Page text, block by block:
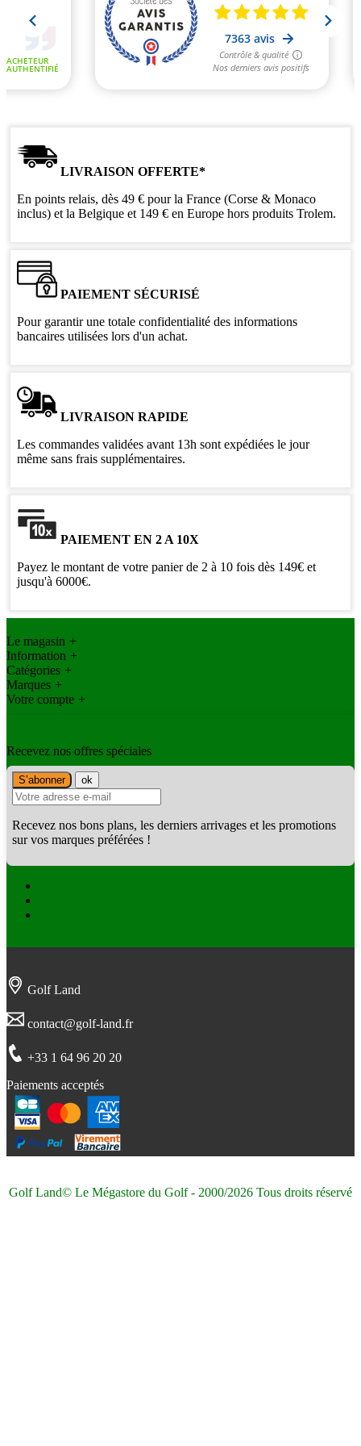
LIVRAISON OFFERTE*
En points relais, dès 49 € pour la France (Corse & Monaco
inclus) et la Belgique et 149 € en Europe hors produits Trolem.
PAIEMENT SÉCURISÉ
Pour garantir une totale confidentialité des informations
bancaires utilisées lors d'un achat.
LIVRAISON RAPIDE
Les commandes validées avant 13h sont expédiées le jour
même sans frais supplémentaires.
PAIEMENT EN 2 A 10X
Payez le montant de votre panier de 2 à 10 fois dès 149€ et
jusqu'à 6000€.
Le magasin +
Information +
Catégories +
Marques +
Votre compte +
Recevez nos offres spéciales
Recevez nos bons plans, les derniers arrivages et les promotions
sur vos marques préférées !
Golf Land
contact@golf-land.fr
+33 1 64 96 20 20
Paiements acceptés
Golf Land© Le Mégastore du Golf - 2000/2026 Tous droits réservé